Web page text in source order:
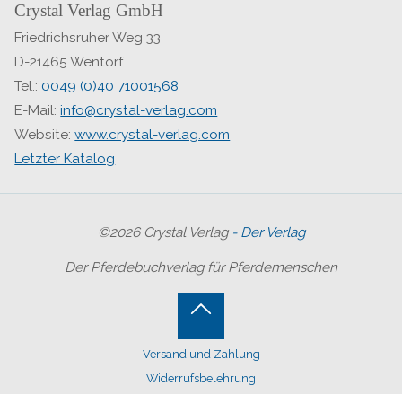
Crystal Verlag GmbH
Friedrichsruher Weg 33
D-21465 Wentorf
Tel.: 0049 (0)40 71001568
E-Mail:info@crystal-verlag.com
Website:www.crystal-verlag.com
Letzter Katalog
©2026 Crystal Verlag - Der Verlag
Der Pferdebuchverlag für Pferdemenschen
Versand und Zahlung
Widerrufsbelehrung
Back
to